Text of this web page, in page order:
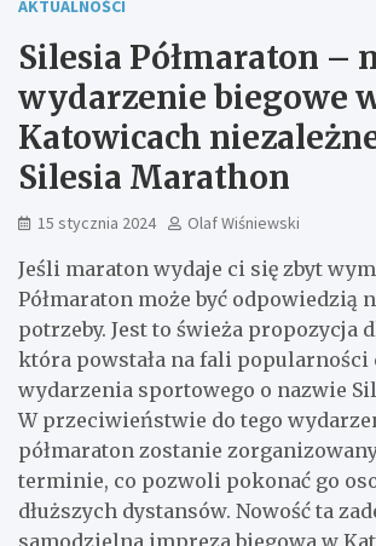
AKTUALNOŚCI
Silesia Półmaraton –
wydarzenie biegowe
Katowicach
Silesia Marathon
15 stycznia 2024 Olaf Wiśniewski
Jeśli maraton wydaje ci się zbyt
Półmaraton może być odpowiedzią
potrzeby. Jest to świeża propozycja
która powstała na fali
wydarzenia sportowego o nazwie
W przeciwieństwie do tego
półmaraton zostanie
terminie, co pozwoli pokonać go
dłuższych dystansów. Nowość ta
samodzielna impreza biegowa w